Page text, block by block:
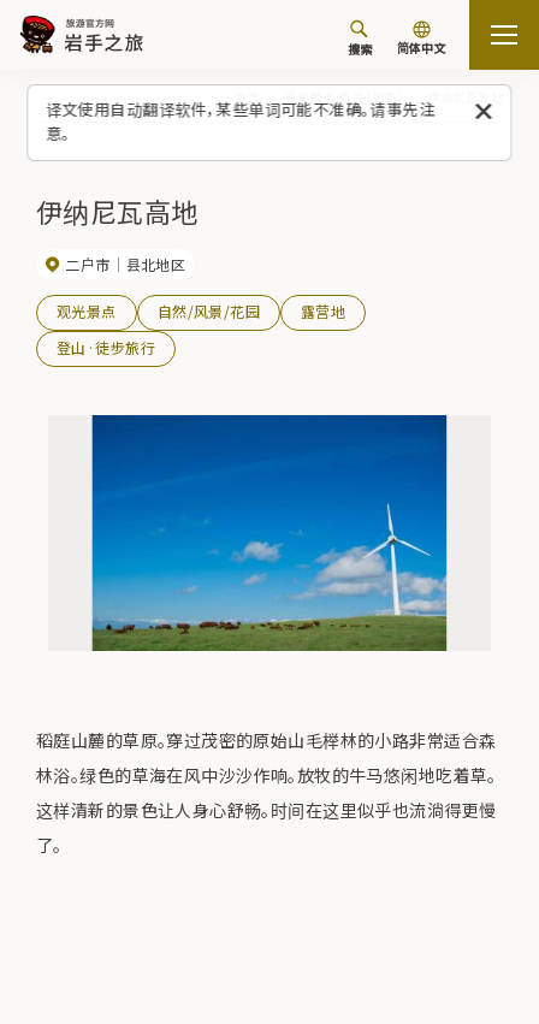
译文使用自动翻译软件，某些单词可能不准确。请事先注
意。
搜索 简体中文
伊纳尼瓦高地
二户市 县北地区
观光景点 自然/风景/花园
露营地
登山·徒步旅行
稻庭山麓的草原。穿过茂密的原始山毛榉林的小路非常适合森
林浴。绿色的草海在风中沙沙作响。放牧的牛马悠闲地吃着草。
这样清新的景色让人身心舒畅。时间在这里似乎也流淌得更慢
了。